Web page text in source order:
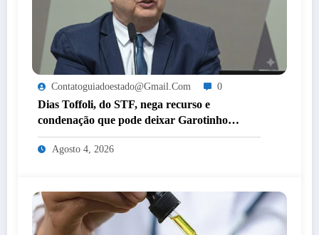
Contatoguiadoestado@gmail.com 0
Dias Toffoli, do STF, nega recurso e
condenação que pode deixar Garotinho
inelegível agora é definitiva
Agosto 4, 2026